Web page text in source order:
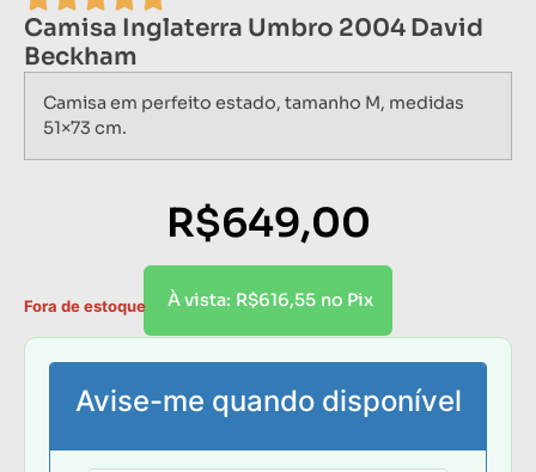
Camisa Inglaterra Umbro 2004 David
Beckham
Camisa em perfeito estado, tamanho M, medidas
51×73 cm.
R$649,00
À vista: R$616,55 no Pix
Fora de estoque
Avise-me quando disponível